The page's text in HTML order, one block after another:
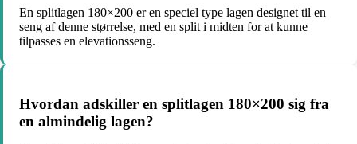
En splitlagen 180×200 er en speciel type lagen designet til en
seng af denne størrelse, med en split i midten for at kunne
tilpasses en elevationsseng.
Hvordan adskiller en splitlagen 180×200 sig fra
en almindelig lagen?